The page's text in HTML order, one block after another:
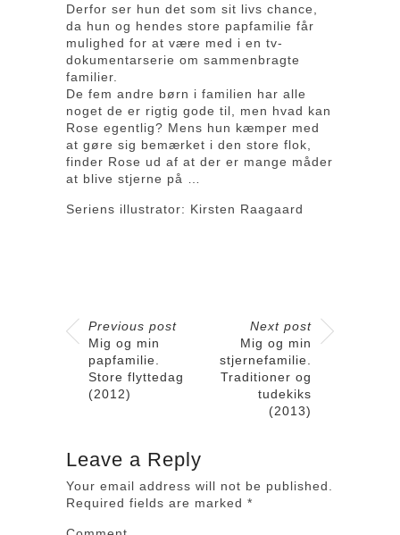
Derfor ser hun det som sit livs chance,
da hun og hendes store papfamilie får
mulighed for at være med i en tv-
dokumentarserie om sammenbragte
familier.
De fem andre børn i familien har alle
noget de er rigtig gode til, men hvad kan
Rose egentlig? Mens hun kæmper med
at gøre sig bemærket i den store flok,
finder Rose ud af at der er mange måder
at blive stjerne på …
Seriens illustrator: Kirsten Raagaard
Previous post
Mig og min
papfamilie.
Store flyttedag
(2012)
Next post
Mig og min
stjernefamilie.
Traditioner og
tudekiks
(2013)
Leave a Reply
Your email address will not be published.
Required fields are marked *